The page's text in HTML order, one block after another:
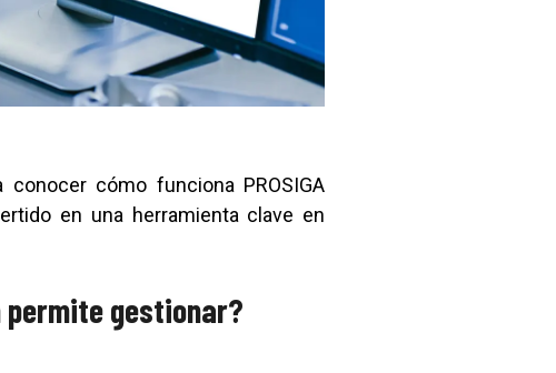
conocer cómo funciona PROSIGA
en una herramienta clave en
permite gestionar?